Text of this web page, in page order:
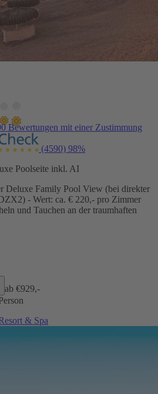
Bewertungen mit einer Zustimmung
(4590) 98%
Poolseite inkl. AI
Deluxe Family Pool View (bei direkter
- Wert: ca. € 220,- pro Zimmer
und Tauchen an der traumhaften
ab €929,-
& Spa